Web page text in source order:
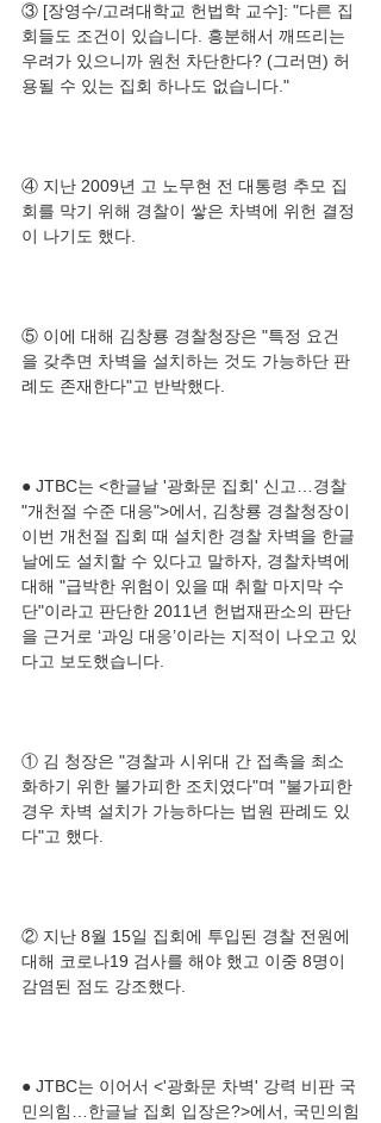
③ [장영수/고려대학교 헌법학 교수]: "다른 집
회들도 조건이 있습니다. 흥분해서 깨뜨리는
우려가 있으니까 원천 차단한다? (그러면) 허
④ 지난 2009년 고 노무현 전 대통령 추모 집
회를 막기 위해 경찰이 쌓은 차벽에 위헌 결정
⑤ 이에 대해 김창룡 경찰청장은 "특정 요건
을 갖추면 차벽을 설치하는 것도 가능하단 판
● JTBC는 <한글날 '광화문 집회' 신고…경찰
"개천절 수준 대응">에서, 김창룡 경찰청장이
이번 개천절 집회 때 설치한 경찰 차벽을 한글
날에도 설치할 수 있다고 말하자, 경찰차벽에
대해 "급박한 위험이 있을 때 취할 마지막 수
단"이라고 판단한 2011년 헌법재판소의 판단
을 근거로 ‘과잉 대응’이라는 지적이 나오고 있
① 김 청장은 "경찰과 시위대 간 접촉을 최소
화하기 위한 불가피한 조치였다"며 "불가피한
경우 차벽 설치가 가능하다는 법원 판례도 있
② 지난 8월 15일 집회에 투입된 경찰 전원에
대해 코로나19 검사를 해야 했고 이중 8명이
● JTBC는 이어서 <'광화문 차벽' 강력 비판 국
민의힘…한글날 집회 입장은?>에서, 국민의힘